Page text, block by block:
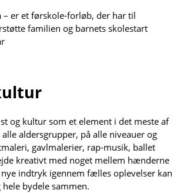
– er et førskole-forløb, der har til
familien og barnets skolestart
og kultur som et element i det meste af
aldersgrupper, på alle niveauer og
gavlmalerier, rap-musik, ballet
kreativt med noget mellem hænderne
indtryk igennem fælles oplevelser kan
bydele sammen.